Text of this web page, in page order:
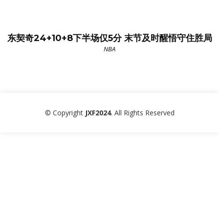
东契奇24+10+8下半场仅5分 末节及时醒悟守住胜局
NBA
© Copyright JXF2024. All Rights Reserved